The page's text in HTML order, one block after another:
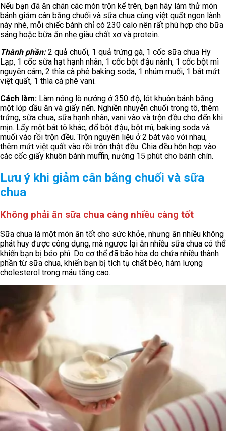
Nếu bạn đã ăn chán các món trộn kể trên, bạn hãy làm thử món
bánh giảm cân bằng chuối và sữa chua cùng việt quất ngon lành
này nhé, mỗi chiếc bánh chỉ có 230 calo nên rất phù hợp cho bữa
sáng hoặc bữa ăn nhẹ giàu chất xơ và protein.
Thành phần:2 quả chuối, 1 quả trứng gà, 1 cốc sữa chua Hy
Lạp, 1 cốc sữa hạt hạnh nhân, 1 cốc bột đậu nành, 1 cốc bột mì
nguyên cám, 2 thìa cà phê baking soda, 1 nhúm muối, 1 bát mứt
việt quất, 1 thìa cà phê vani.
Cách làm: Làm nóng lò nướng ở 350 độ, lót khuôn bánh bằng
một lớp dầu ăn và giấy nến. Nghiền nhuyễn chuối trong tô, thêm
trứng, sữa chua, sữa hạnh nhân, vani vào và trộn đều cho đến khi
mịn. Lấy một bát tô khác, đổ bột đậu, bột mì, baking soda và
muối vào rồi trộn đều. Trộn nguyên liệu ở 2 bát vào với nhau,
thêm mứt việt quất vào rồi trộn thật đều. Chia đều hỗn hợp vào
các cốc giấy khuôn bánh muffin, nướng 15 phút cho bánh chín.
Lưu ý khi giảm cân bằng chuối và sữa
chua
Không phải ăn sữa chua càng nhiều càng tốt
Sữa chua là một món ăn tốt cho sức khỏe, nhưng ăn nhiều không
phát huy được công dụng, mà ngược lại ăn nhiều sữa chua có thể
khiến bạn bị béo phì. Do cơ thể đã bão hòa do chứa nhiều thành
phần từ sữa chua, khiến bạn bị tích tụ chất béo, hàm lượng
cholesterol trong máu tăng cao.